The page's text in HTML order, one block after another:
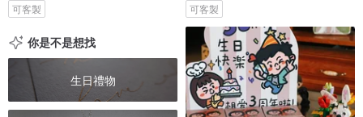
可客製 可客製
你是不是想找
生日禮物